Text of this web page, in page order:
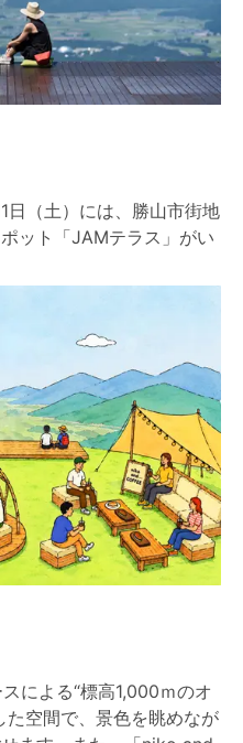
（土）には、勝山市街地
ット「JAMテラス」がい
による“標高1,000ｍのオ
た空間で、景色を眺めなが